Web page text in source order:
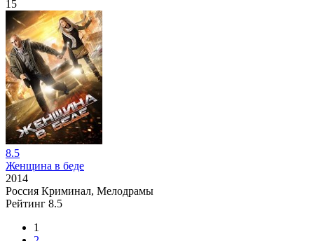
15
8.5
Женщина в беде
2014
Россия Криминал, Мелодрамы
Рейтинг 8.5
1